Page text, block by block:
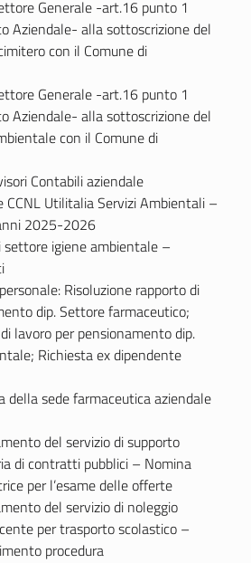
Generale -art.16 punto 1
Aziendale- alla sottoscrizione del
con il Comune di
Generale -art.16 punto 1
Aziendale- alla sottoscrizione del
con il Comune di
Contabili aziendale
Utilitalia Servizi Ambientali –
2025-2026
igiene ambientale –
Risoluzione rapporto di
dip. Settore farmaceutico;
lavoro per pensionamento dip.
Richiesta ex dipendente
della sede farmaceutica aziendale
del servizio di supporto
di contratti pubblici – Nomina
per l’esame delle offerte
del servizio di noleggio
per trasporto scolastico –
procedura